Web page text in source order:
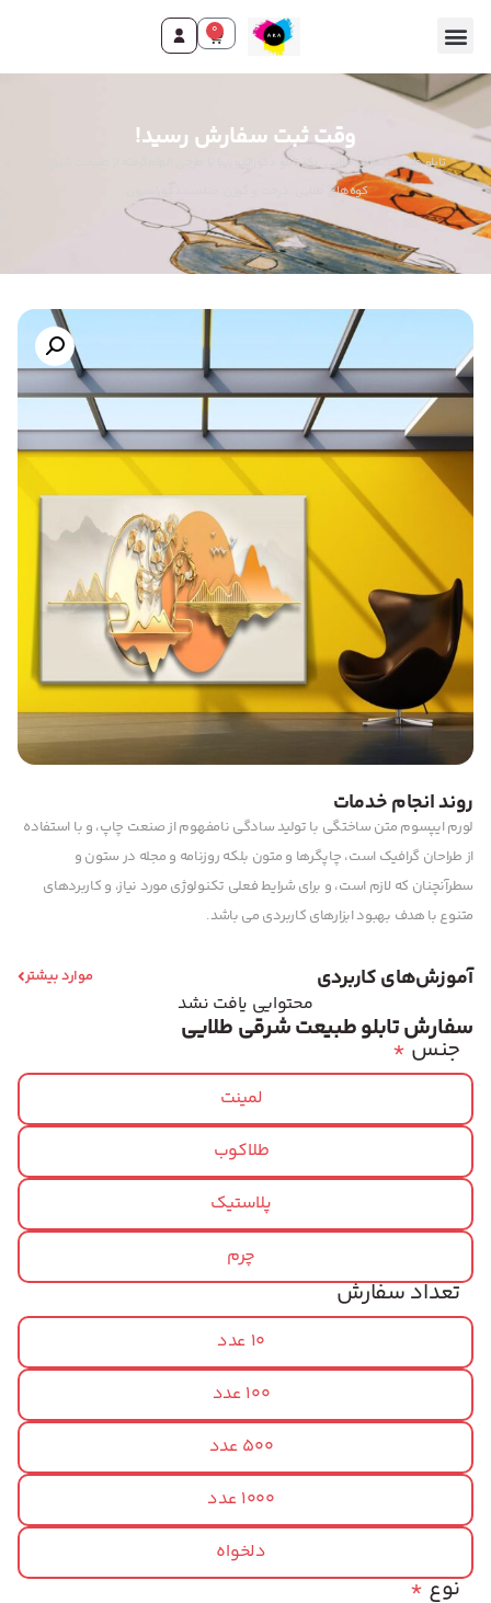
0
وقت ثبت سفارش رسید!
تابلو طبیعت شرقی طلایی. یک تابلو دکوراتیو زیبا با طرحی الهام‌گرفته از طبیعت شرق،
کوه‌های طلایی، درخت و گوزن. مناسب دکوراسیون.
روند انجام خدمات
لورم ایپسوم متن ساختگی با تولید سادگی نامفهوم از صنعت چاپ، و با استفاده
از طراحان گرافیک است، چاپگرها و متون بلکه روزنامه و مجله در ستون و
سطرآنچنان که لازم است، و برای شرایط فعلی تکنولوژی مورد نیاز، و کاربردهای
متنوع با هدف بهبود ابزارهای کاربردی می باشد.
آموزش‌های کاربردی موارد بیشتر
محتوایی یافت نشد
سفارش تابلو طبیعت شرقی طلایی
*جنس
لمینت
طلاکوب
پلاستیک
چرم
تعداد سفارش
10 عدد
100 عدد
500 عدد
1000 عدد
دلخواه
*نوع